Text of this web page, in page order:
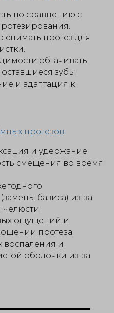
по сравнению с
снимать протез для
обтачивать
зубы.
и адаптация к
протезов
и удержание
смещения во время
базиса) из-за
ощущений и
протеза.
и
оболочки из-за